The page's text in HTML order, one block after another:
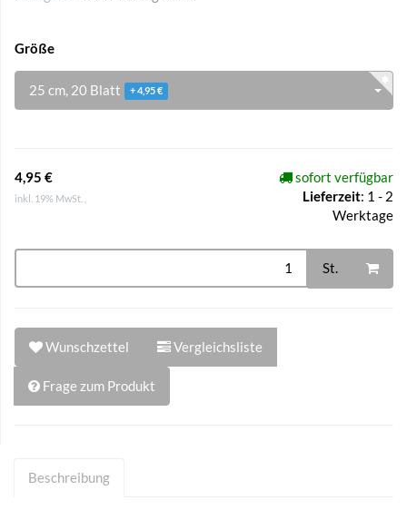
Größe
25 cm, 20 Blatt + 4,95 €
4,95 €
inkl. 19% MwSt. ,
sofort verfügbar
Lieferzeit: 1 - 2
Werktage
St.
Wunschzettel Vergleichsliste
Frage zum Produkt
Beschreibung